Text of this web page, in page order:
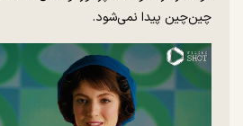
چین‌چین پیدا نمی‌شود.